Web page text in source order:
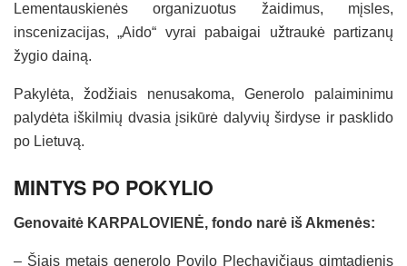
Lementauskienės organizuotus žaidimus, mįsles,
inscenizacijas, „Aido“ vyrai pabaigai užtraukė partizanų
žygio dainą.
Pakylėta, žodžiais nenusakoma, Generolo palaiminimu
palydėta iškilmių dvasia įsikūrė dalyvių širdyse ir pasklido
po Lietuvą.
MINTYS PO POKYLIO
Genovaitė KARPALOVIENĖ, fondo narė iš Akmenės:
– Šiais metais generolo Povilo Plechavičiaus gimtadienis